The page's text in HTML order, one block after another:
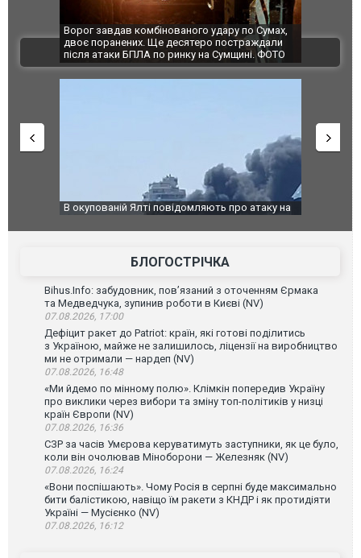
За 2000 кілометрів від кордону з Україною: в
Єкатеринбурзі після атаки дронів загорівся
склад Wildberries. ФОТО. ВІДЕО
"Мої
ВІДЕО
За 2000 кілометрів від кордону з Україною: в
склад Wildberries. ФОТО. ВІДЕО
В
БЛОГОСТРІЧКА
Bihus.Info: забудовник, пов’язаний з оточенням Єрмака
та Медведчука, зупинив роботи в Києві (NV)
07.08.2026, 17:00
Дефіцит ракет до Patriot: країн, які готові поділитись
з Україною, майже не залишилось, ліцензії на виробництво
ми не отримали — нардеп (NV)
07.08.2026, 16:48
«Ми йдемо по мінному полю». Клімкін попередив Україну
про виклики через вибори та зміну топ-політиків у низці
країн Європи (NV)
07.08.2026, 16:36
СЗР за часів Умєрова керуватимуть заступники, як це було,
коли він очолював Міноборони — Железняк (NV)
07.08.2026, 16:24
«Вони поспішають». Чому Росія в серпні буде максимально
бити балістикою, навіщо їм ракети з КНДР і як протидіяти
Україні — Мусієнко (NV)
07.08.2026, 16:12